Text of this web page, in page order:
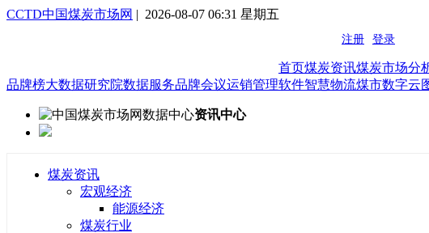
CCTD中国煤炭市场网 | 2026-08-07 06:31 星期五
首页煤炭资讯煤炭市场分
品牌榜大数据研究院数据服务品牌会议运销管理软件智慧物流煤市数字云
资讯中心
煤炭资讯
宏观经济
能源经济
煤炭行业